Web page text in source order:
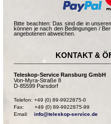
Bitte beachten: Das sind die in
können je nach den Bedingungen /
angebotenen abweichen.
KONTAKT &
Teleskop-Service Ransburg GmbH
Von-Myra-Straße 8
D-85599 Parsdorf
Telefon: +49 (0) 89-9922875-0
Fax:       +49 (0) 89-9922875-99
Email: info@teleskop-service.de